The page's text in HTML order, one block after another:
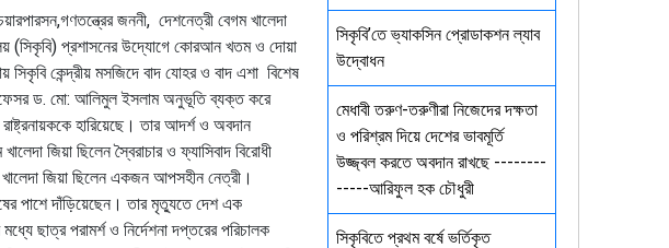
জননী, দেশনেত্রী বেগম খালেদা
(সিকৃবি) প্রশাসনের উদ্যোগে কোরআন খতম ও দোয়া
কেন্দ্রীয় মসজিদে বাদ যোহর ও বাদ এশা বিশেষ
ড. মো: আলিমুল ইসলাম অনুভূতি ব্যক্ত করে
হারিয়েছে। তার আদর্শ ও অবদান
জিয়া ছিলেন স্বৈরাচার ও ফ্যাসিবাদ বিরোধী
জিয়া ছিলেন একজন আপসহীন নেত্রী।
পাশে দাঁড়িয়েছেন। তার মৃত্যুতে দেশ এক
ছাত্র পরামর্শ ও নির্দেশনা দপ্তরের পরিচালক
সিকৃবি’তে ভ্যাকসিন প্রোডাকশন ল্যাব
উদ্বোধন
মেধাবী তরুণ-তরুণীরা নিজেদের দক্ষতা
ও পরিশ্রম দিয়ে দেশের ভাবমূর্তি
উজ্জ্বল করতে অবদান রাখছে --------
-----আরিফুল হক চৌধুরী
সিকৃবিতে প্রথম বর্ষে ভর্তিকৃত